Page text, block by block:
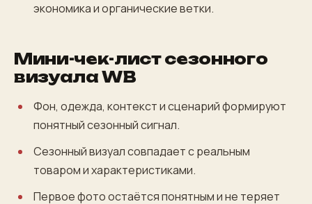
экономика и органические ветки.
Мини-чек-лист сезонного
визуала WB
Фон, одежда, контекст и сценарий формируют
понятный сезонный сигнал.
Сезонный визуал совпадает с реальным
товаром и характеристиками.
Первое фото остаётся понятным и не теряет